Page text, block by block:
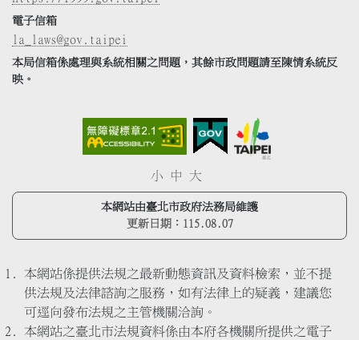
電子信箱
la_laws@gov.taipei
本局信箱係處理與系統相關之問題，其餘市政問題請至陳情系統反
映。
小 中 大
本網站由臺北市政府法務局維護
更新日期： 115.08.07
本網站係提供法規之最新動態資訊及資料檢索，並不提
供法規及法律諮詢之服務，如有法律上的疑義，建議您
可逕向發布法規之主管機關洽詢。
本網站之臺北市法規資料係由本府各機關所提供之電子